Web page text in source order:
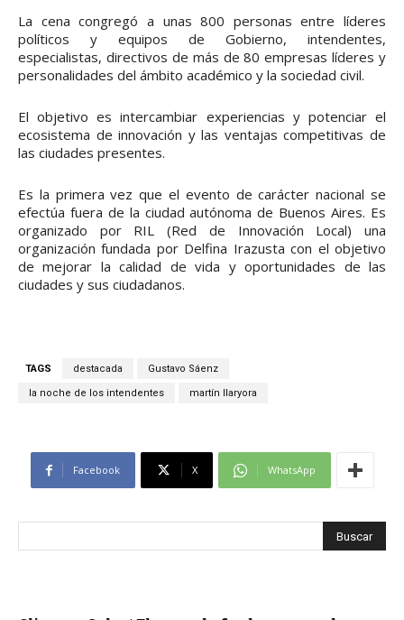
La cena congregó a unas 800 personas entre líderes
políticos y equipos de Gobierno, intendentes,
especialistas, directivos de más de 80 empresas líderes y
personalidades del ámbito académico y la sociedad civil.
El objetivo es intercambiar experiencias y potenciar el
ecosistema de innovación y las ventajas competitivas de
las ciudades presentes.
Es la primera vez que el evento de carácter nacional se
efectúa fuera de la ciudad autónoma de Buenos Aires. Es
organizado por RIL (Red de Innovación Local) una
organización fundada por Delfina Irazusta con el objetivo
de mejorar la calidad de vida y oportunidades de las
ciudades y sus ciudadanos.
TAGS destacada Gustavo Sáenz
la noche de los intendentes martín llaryora
Facebook X WhatsApp